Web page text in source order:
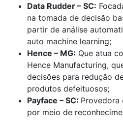
Data Rudder – SC:
na tomada de decisão
partir de análise
auto machine learning;
Hence – MG: Que atua
Hence Manufacturing,
decisões para redução
produtos defeituosos;
Payface – SC: Provedora
por meio de